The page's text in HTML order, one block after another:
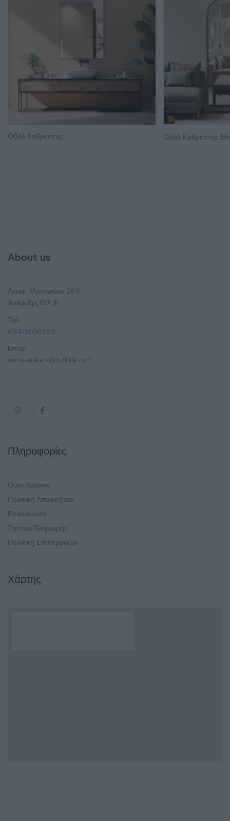
Οβάλ Καθρέπτης Οβάλ Καθρέπτης
About us
Λεωφ. Μεσογείων 289,
Χαλάνδρι 152 31
Τηλ.:
6940806559
Email:
mirror-makers@outlook.com
Πληροφορίες
Όροι Χρήσης
Πολιτική Απορρήτου
Επικοινωνία
Τρόποι Πληρωμής
Πολιτική Επιστροφών
Χάρτης